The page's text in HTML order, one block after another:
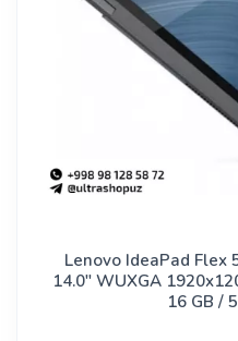
Lenovo IdeaPad Flex
14.0" WUXGA
16 GB /